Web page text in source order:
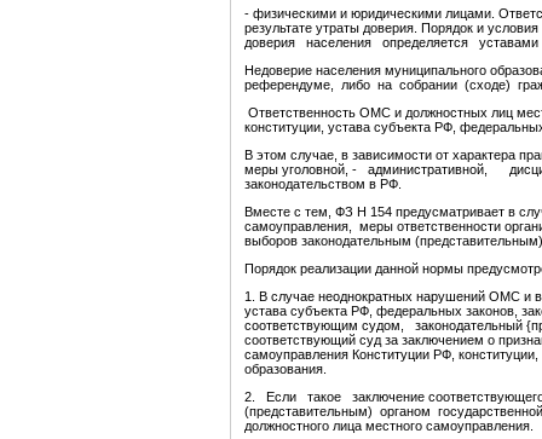
- физическими и юридическими лицами.
результате утраты доверия. Порядок и
доверия населения определяется уставами
Недоверие населения муниципального
референдуме, либо на собрании (сходе)
Ответственность ОМС и должностных лиц
конституции, устава субъекта РФ,
В этом случае, в зависимости от
меры уголовной, - административной,
законодательством в РФ.
Вместе с тем, ФЗ Н 154 предусматривает в
самоуправления, меры ответственности
выборов законодательным
Порядок реализации данной нормы
1. В случае неоднократных нарушений ОМС и
устава субъекта РФ, федеральных законов,
соответствующим судом, законодательный
соответствующий суд за заключением о
самоуправления Конституции РФ,
образования.
2. Если такое заключение
(представительным) органом
должностного лица местного самоуправления.